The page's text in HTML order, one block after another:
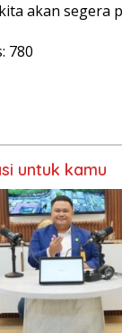
akan segera
780
untuk kamu